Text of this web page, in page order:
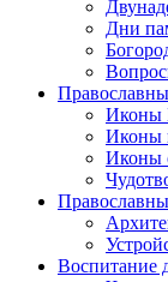
Дни
Иконы
Иконы
Иконы
Воспитание